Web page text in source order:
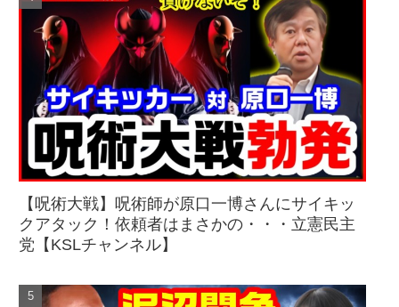
【呪術大戦】呪術師が原口一博さんにサイキッ
クアタック！依頼者はまさかの・・・立憲民主
党【KSLチャンネル】